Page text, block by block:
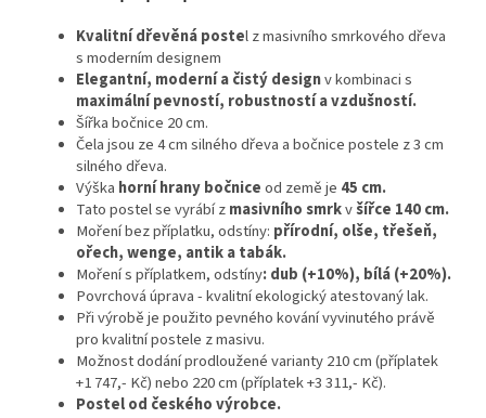
Kvalitní dřevěná postel z masivního smrkového dřeva
s moderním designem
Elegantní, moderní a čistý designv kombinaci s
maximální pevností, robustností a vzdušností.
Šířka bočnice 20 cm.
Čela jsou ze 4 cm silného dřeva a bočnice postele z 3 cm
silného dřeva.
Výška horní hrany bočniceod země je 45 cm.
Tato postel se vyrábí zmasivního smrkvšířce 140 cm.
Moření bez příplatku, odstíny: přírodní, olše, třešeň,
ořech, wenge, antik a tabák.
Moření s příplatkem, odstíny: dub (+10%), bílá (+20%).
Povrchová úprava - kvalitní ekologický atestovaný lak.
Při výrobě je použito pevného kování vyvinutého právě
pro kvalitní postele z masivu.
Možnost dodání prodloužené varianty 210 cm (příplatek
+1 747,- Kč) nebo 220 cm (příplatek +3 311,- Kč).
Postel od českého výrobce.